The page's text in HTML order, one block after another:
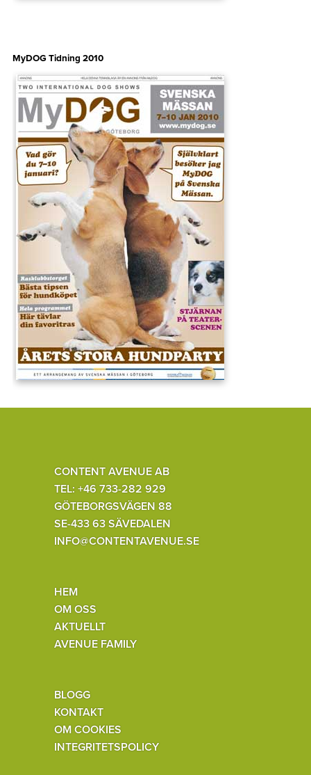
MyDOG Tidning 2010
CONTENT AVENUE AB
TEL: +46 733-282 929
GÖTEBORGSVÄGEN 88
SE-433 63 SÄVEDALEN
INFO@CONTENTAVENUE.SE
HEM
OM OSS
AKTUELLT
AVENUE FAMILY
BLOGG
KONTAKT
OM COOKIES
INTEGRITETSPOLICY